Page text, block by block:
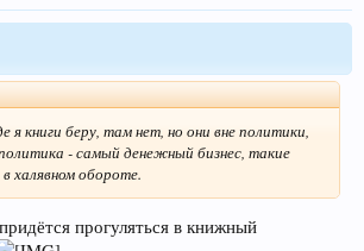
я книги беру, там нет, но они вне политики,
- самый денежный бизнес, такие
халявном обороте.
прогуляться в книжный